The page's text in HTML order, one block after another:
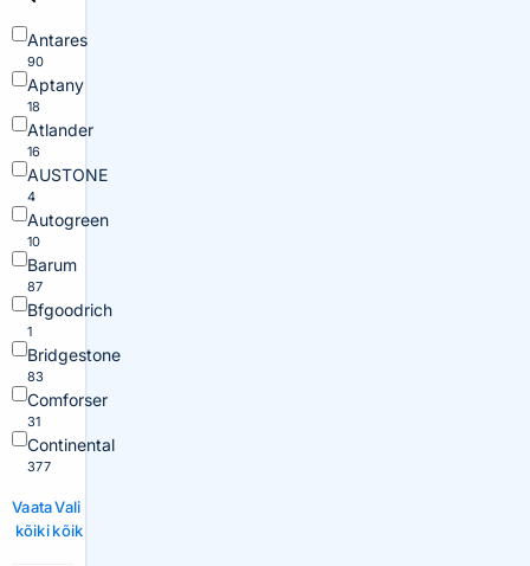
Antares
90
Aptany
18
Atlander
16
AUSTONE
4
Autogreen
10
Barum
87
Bfgoodrich
1
Bridgestone
83
Comforser
31
Continental
377
Vaata
kõiki
Vali
kõik